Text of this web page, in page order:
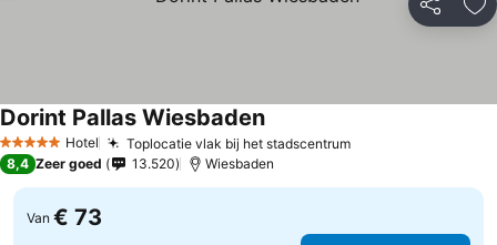
Delen
5 Sterren Hotel Toplocatie vlak bij het stadscentrumPrijzen bekijken
Dorint Pallas WiesbadenPrijzen bekijken
8,4 Zeer goed 13.520 Wiesbaden
Van € 73